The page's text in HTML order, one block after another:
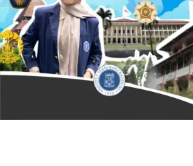
OUR PROGRAM